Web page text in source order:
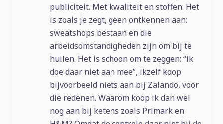
publiciteit. Met kwaliteit en stoffen. Het
is zoals je zegt, geen ontkennen aan:
sweatshops bestaan en die
arbeidsomstandigheden zijn om bij te
huilen. Het is schoon om te zeggen: “ik
doe daar niet aan mee”, ikzelf koop
bijvoorbeeld niets aan bij Zalando, voor
die redenen. Waarom koop ik dan wel
nog aan bij ketens zoals Primark en